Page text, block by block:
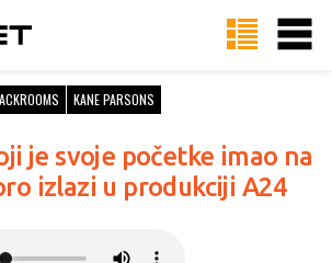
KANE PARSONS
je svoje početke imao na
izlazi u produkciji A24